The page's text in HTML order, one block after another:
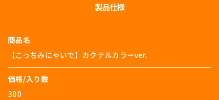
製品仕様
商品名
【こっちみにゃいで】カクテルカラーver.
価格/入り数
300